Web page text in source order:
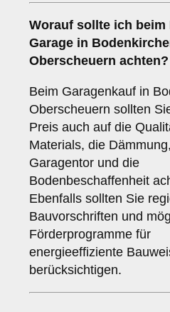
Worauf sollte ich beim
Garage in
Oberscheuern achten?
Beim Garagenkauf in
Oberscheuern sollten
Preis auch auf die
Materials, die
Garagentor und die
Bodenbeschaffenheit
Ebenfalls sollten Sie
Bauvorschriften und
Förderprogramme für
energieeffiziente
berücksichtigen.